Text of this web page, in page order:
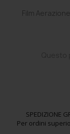
Film
SPEDIZIONE
Per ordini